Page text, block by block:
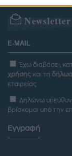
Newsletter
Έχω διαβάσει,
χρήσης και τη
εταιρείας
Δηλώνω
βρίσκομαι υπό την
Εγγραφή